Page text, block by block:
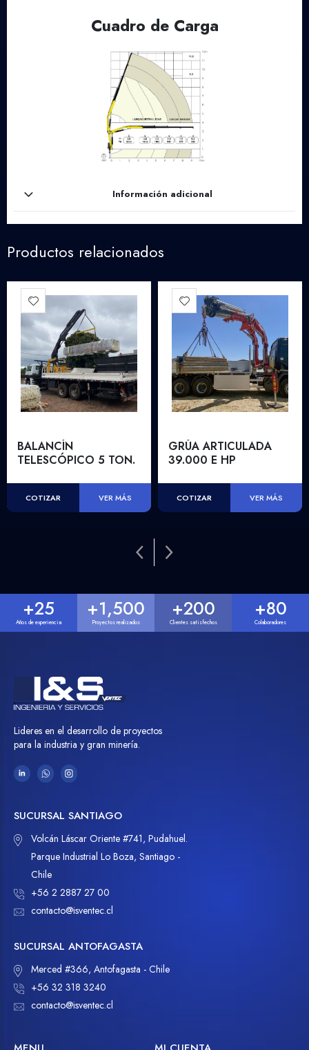
Cuadro de Carga
Información adicional
Productos relacionados
BALANCÍN
TELESCÓPICO 5 TON.
COTIZAR VER MÁS
GRÚA ARTICULADA
39.000 E HP
COTIZAR VER MÁS
Años de experiencia
+25
Proyectos realizados
+1,500
Clientes satisfechos
+200
Colaboradores
+80
Lideres en el desarrollo de proyectos
para la industria y gran minería.
SUCURSAL SANTIAGO
Volcán Láscar Oriente #741, Pudahuel.
Parque Industrial Lo Boza, Santiago -
Chile
+56 2 2887 27 00
contacto@isventec.cl
SUCURSAL ANTOFAGASTA
Merced #366, Antofagasta - Chile
+56 32 318 3240
contacto@isventec.cl